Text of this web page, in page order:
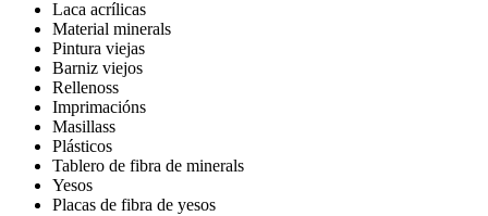
Laca acrílicas
Material minerals
Pintura viejas
Barniz viejos
Rellenoss
Imprimacións
Masillass
Plásticos
Tablero de fibra de minerals
Yesos
Placas de fibra de yesos